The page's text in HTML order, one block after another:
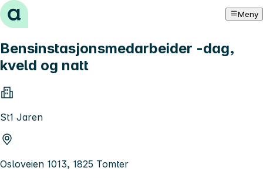
Hopp til innhold Meny
Bensinstasjonsmedarbeider -dag,
kveld og natt
St1 Jaren
Osloveien 1013, 1825 Tomter